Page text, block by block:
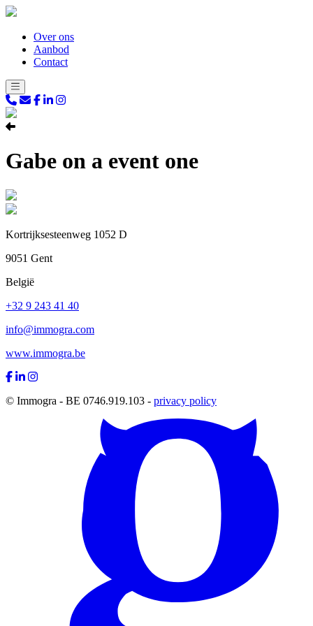
Over ons
Aanbod
Contact
Gabe on a event one
Kortrijksesteenweg 1052 D
9051 Gent
België
+32 9 243 41 40
info@immogra.com
www.immogra.be
© Immogra - BE 0746.919.103 - privacy policy